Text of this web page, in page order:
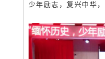
少年励志，复兴中华